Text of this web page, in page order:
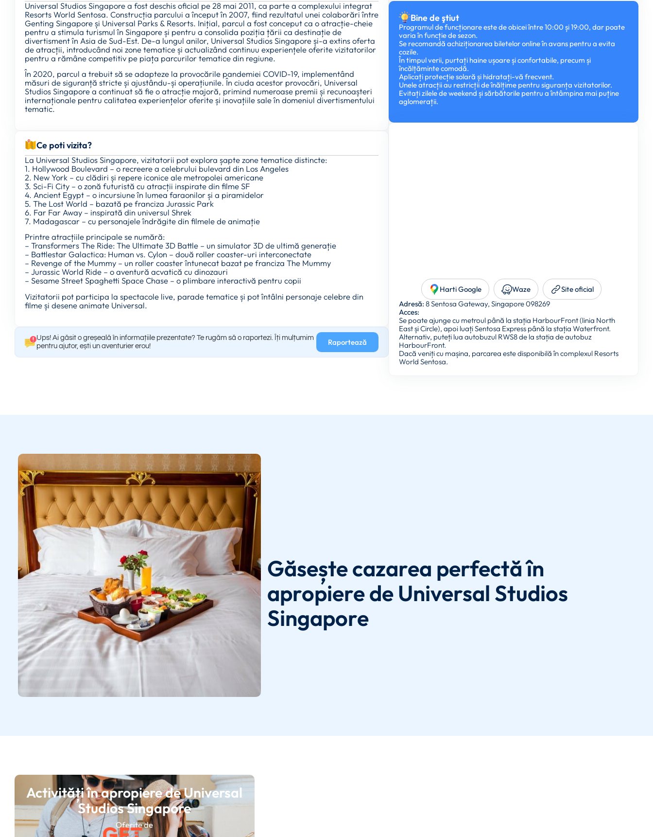
Universal Studios Singapore a fost deschis oficial pe 28 mai 2011, ca parte a complexului integrat
Resorts World Sentosa. Construcția parcului a început în 2007, fiind rezultatul unei colaborări între
Genting Singapore și Universal Parks & Resorts. Inițial, parcul a fost conceput ca o atracție-cheie
pentru a stimula turismul în Singapore și pentru a consolida poziția țării ca destinație de
divertisment în Asia de Sud-Est. De-a lungul anilor, Universal Studios Singapore și-a extins oferta
de atracții, introducând noi zone tematice și actualizând continuu experiențele oferite vizitatorilor
pentru a rămâne competitiv pe piața parcurilor tematice din regiune.
În 2020, parcul a trebuit să se adapteze la provocările pandemiei COVID-19, implementând
măsuri de siguranță stricte și ajustându-și operațiunile. În ciuda acestor provocări, Universal
Studios Singapore a continuat să fie o atracție majoră, primind numeroase premii și recunoașteri
internaționale pentru calitatea experiențelor oferite și inovațiile sale în domeniul divertismentului
tematic.
Ce poti vizita?
La Universal Studios Singapore, vizitatorii pot explora șapte zone tematice distincte:
1. Hollywood Boulevard – o recreere a celebrului bulevard din Los Angeles
2. New York – cu clădiri și repere iconice ale metropolei americane
3. Sci-Fi City – o zonă futuristă cu atracții inspirate din filme SF
4. Ancient Egypt – o incursiune în lumea faraonilor și a piramidelor
5. The Lost World – bazată pe franciza Jurassic Park
6. Far Far Away – inspirată din universul Shrek
7. Madagascar – cu personajele îndrăgite din filmele de animație
Printre atracțiile principale se numără:
– Transformers The Ride: The Ultimate 3D Battle – un simulator 3D de ultimă generație
– Battlestar Galactica: Human vs. Cylon – două roller coaster-uri interconectate
– Revenge of the Mummy – un roller coaster întunecat bazat pe franciza The Mummy
– Jurassic World Ride – o aventură acvatică cu dinozauri
– Sesame Street Spaghetti Space Chase – o plimbare interactivă pentru copii
Vizitatorii pot participa la spectacole live, parade tematice și pot întâlni personaje celebre din
filme și desene animate Universal.
Ups! Ai găsit o greșeală în informațiile prezentate? Te rugăm să o raportezi. Îți mulțumim
pentru ajutor, ești un aventurier erou!
Raportează
Bine de ştiut
Programul de funcționare este de obicei între 10:00 și 19:00, dar poate
varia în funcție de sezon.
Se recomandă achiziționarea biletelor online în avans pentru a evita
cozile.
În timpul verii, purtați haine ușoare și confortabile, precum și
încălțăminte comodă.
Aplicați protecție solară și hidratați-vă frecvent.
Unele atracții au restricții de înălțime pentru siguranța vizitatorilor.
Evitați zilele de weekend și sărbătorile pentru a întâmpina mai puține
aglomerații.
Harti Google Waze
Site oficial
Adresă: 8 Sentosa Gateway, Singapore 098269
Acces:
Se poate ajunge cu metroul până la stația HarbourFront (linia North
East și Circle), apoi luați Sentosa Express până la stația Waterfront.
Alternativ, puteți lua autobuzul RWS8 de la stația de autobuz
HarbourFront.
Dacă veniți cu mașina, parcarea este disponibilă în complexul Resorts
World Sentosa.
Găsește cazarea perfectă în
apropiere de Universal Studios
Singapore
Activități în apropiere de Universal
Studios Singapore
Oferite de